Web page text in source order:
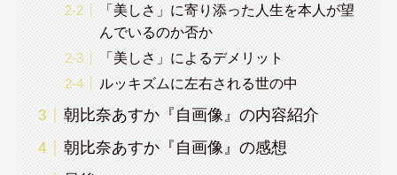
「美しさ」に寄り添った人生を本人が望
んでいるのか否か
「美しさ」によるデメリット
ルッキズムに左右される世の中
朝比奈あすか『自画像』の内容紹介
朝比奈あすか『自画像』の感想